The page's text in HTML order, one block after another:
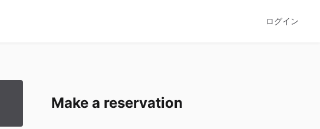
ログイン
Make a reservation